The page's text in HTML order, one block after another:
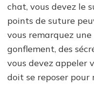
chat, vous devez le
points de suture
vous remarquez
gonflement, des
vous devez appeler
doit se reposer pour